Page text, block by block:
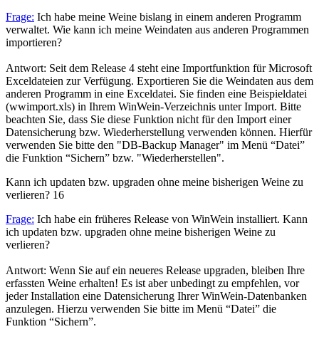
Frage: Ich habe meine Weine bislang in einem anderen Programm
verwaltet. Wie kann ich meine Weindaten aus anderen Programmen
importieren?
Antwort: Seit dem Release 4 steht eine Importfunktion für Microsoft
Exceldateien zur Verfügung. Exportieren Sie die Weindaten aus dem
anderen Programm in eine Exceldatei. Sie finden eine Beispieldatei
(wwimport.xls) in Ihrem WinWein-Verzeichnis unter Import. Bitte
beachten Sie, dass Sie diese Funktion nicht für den Import einer
Datensicherung bzw. Wiederherstellung verwenden können. Hierfür
verwenden Sie bitte den "DB-Backup Manager" im Menü “Datei”
die Funktion “Sichern” bzw. "Wiederherstellen".
Kann ich updaten bzw. upgraden ohne meine bisherigen Weine zu
verlieren? 16
Frage: Ich habe ein früheres Release von WinWein installiert. Kann
ich updaten bzw. upgraden ohne meine bisherigen Weine zu
verlieren?
Antwort: Wenn Sie auf ein neueres Release upgraden, bleiben Ihre
erfassten Weine erhalten! Es ist aber unbedingt zu empfehlen, vor
jeder Installation eine Datensicherung Ihrer WinWein-Datenbanken
anzulegen. Hierzu verwenden Sie bitte im Menü “Datei” die
Funktion “Sichern”.